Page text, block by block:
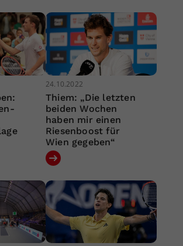
24.10.2022
Thiem: „Die letzten
beiden Wochen
haben mir einen
Riesenboost für
Wien gegeben“